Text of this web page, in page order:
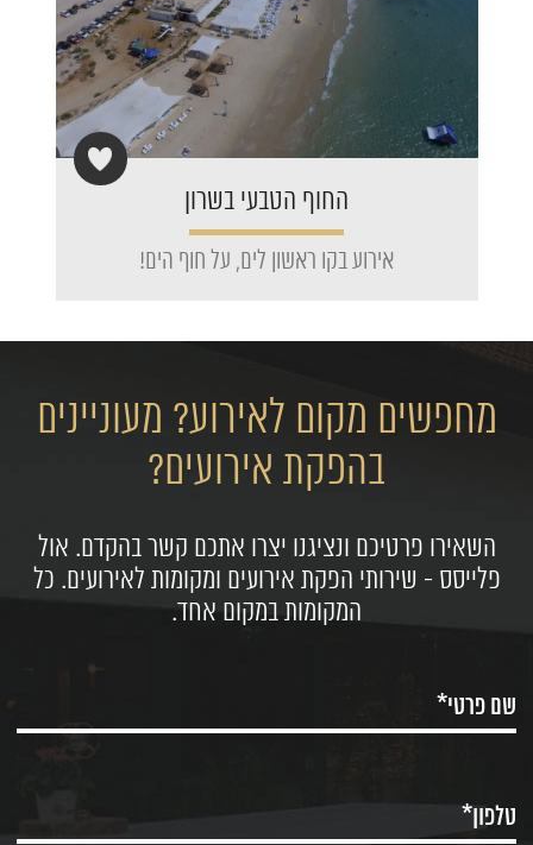
החוף הטבעי בשרון
אירוע בקו ראשון לים, על חוף הים!
מחפשים מקום לאירוע? מעוניינים
בהפקת אירועים?
השאירו פרטיכם ונציגנו יצרו אתכם קשר בהקדם. אול
פלייסס - שירותי הפקת אירועים ומקומות לאירועים. כל
המקומות במקום אחד.